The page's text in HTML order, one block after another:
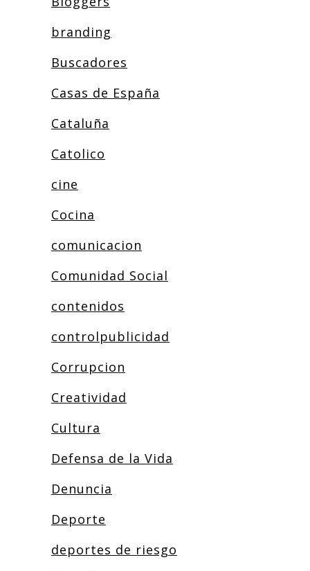
branding
Buscadores
Casas de España
Cataluña
Catolico
cine
Cocina
comunicacion
Comunidad Social
contenidos
controlpublicidad
Corrupcion
Creatividad
Cultura
Defensa de la Vida
Denuncia
Deporte
deportes de riesgo